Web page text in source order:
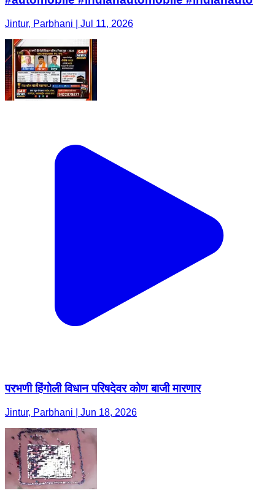
Jintur, Parbhani | Jul 11, 2026
परभणी हिंगोली विधान परिषदेवर कोण बाजी मारणार
Jintur, Parbhani | Jun 18, 2026